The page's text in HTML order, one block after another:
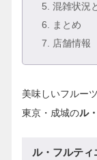
5 . 混雑状況
6 . まとめ
7 . 店舗情報
美味しいフルー
東京・成城のル
ル・フルティ